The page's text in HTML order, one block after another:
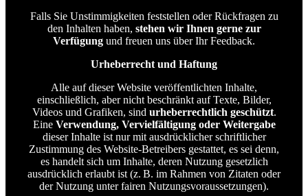
Falls Sie Unstimmigkeiten feststellen oder Rückfragen zu
den Inhalten haben, stehen wir Ihnen gerne zur
Verfügung und freuen uns über Ihr Feedback.
Urheberrecht und Haftung
Alle auf dieser Website veröffentlichten Inhalte,
einschließlich, aber nicht beschränkt auf Texte, Bilder,
Videos und Grafiken, sind urheberrechtlich geschützt.
Eine Verwendung, Vervielfältigung oder Weitergabe
dieser Inhalte ist nur mit ausdrücklicher schriftlicher
Zustimmung des Website-Betreibers gestattet, es sei denn,
es handelt sich um Inhalte, deren Nutzung gesetzlich
ausdrücklich erlaubt ist (z. B. im Rahmen von Zitaten oder
der Nutzung unter fairen Nutzungsvoraussetzungen).